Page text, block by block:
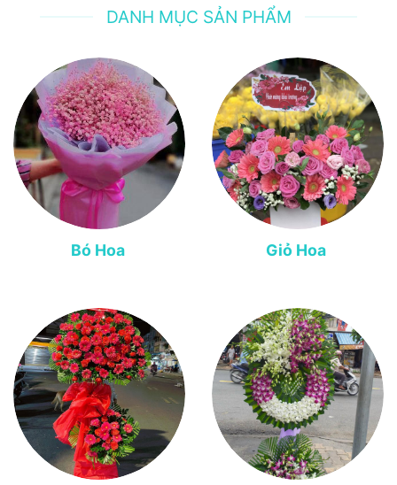
DANH MỤC SẢN PHẨM
Bó Hoa Giỏ Hoa